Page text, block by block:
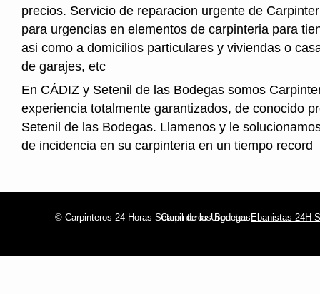
precios. Servicio de reparacion urgente de
para urgencias en elementos de carpinteria para
asi como a domicilios particulares y viviendas o
de garajes, etc
En CÁDIZ y Setenil de las Bodegas somos
experiencia totalmente garantizados, de conocido
Setenil de las Bodegas. Llamenos y le
de incidencia en su carpinteria en un tiempo record
© Carpinteros 24 Horas Setenil de las Bodegas
Carpinteros Urgentes Ebanistas 24H